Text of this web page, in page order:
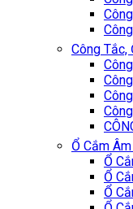
Công Tắc,
Ổ Cắm
Ổ
Ổ
Ổ